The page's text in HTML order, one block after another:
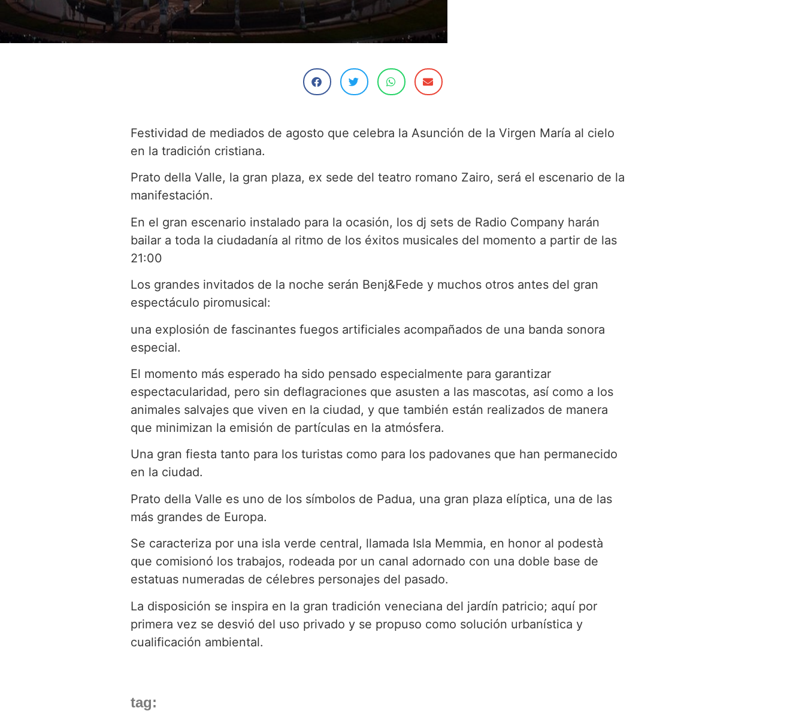
Festividad de mediados de agosto que celebra la Asunción de la Virgen María al cielo
en la tradición cristiana.
Prato della Valle, la gran plaza, ex sede del teatro romano Zairo, será el escenario de la
manifestación.
En el gran escenario instalado para la ocasión, los dj sets de Radio Company harán
bailar a toda la ciudadanía al ritmo de los éxitos musicales del momento a partir de las
21:00
Los grandes invitados de la noche serán Benj&Fede y muchos otros antes del gran
espectáculo piromusical:
una explosión de fascinantes fuegos artificiales acompañados de una banda sonora
especial.
El momento más esperado ha sido pensado especialmente para garantizar
espectacularidad, pero sin deflagraciones que asusten a las mascotas, así como a los
animales salvajes que viven en la ciudad, y que también están realizados de manera
que minimizan la emisión de partículas en la atmósfera.
Una gran fiesta tanto para los turistas como para los padovanes que han permanecido
en la ciudad.
Prato della Valle es uno de los símbolos de Padua, una gran plaza elíptica, una de las
más grandes de Europa.
Se caracteriza por una isla verde central, llamada Isla Memmia, en honor al podestà
que comisionó los trabajos, rodeada por un canal adornado con una doble base de
estatuas numeradas de célebres personajes del pasado.
La disposición se inspira en la gran tradición veneciana del jardín patricio; aquí por
primera vez se desvió del uso privado y se propuso como solución urbanística y
cualificación ambiental.
tag: